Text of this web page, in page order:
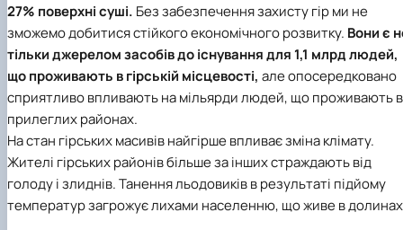
27% поверхні суші. Без забезпечення захисту гір ми не
зможемо добитися стійкого економічного розвитку. Вони є
тільки джерелом засобів до існування для 1,1 млрд людей,
що проживають в гірській місцевості, але опосередковано
сприятливо впливають на мільярди людей, що проживають в
прилеглих районах.
На стан гірських масивів найгірше впливає зміна клімату.
Жителі гірських районів більше за інших страждають від
голоду і злиднів. Танення льодовиків в результаті підйому
температур загрожує лихами населенню, що живе в